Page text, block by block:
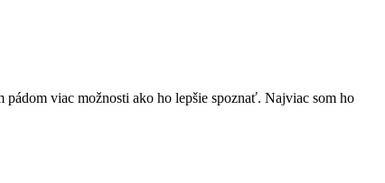
viac možnosti ako ho lepšie spoznať. Najviac som ho